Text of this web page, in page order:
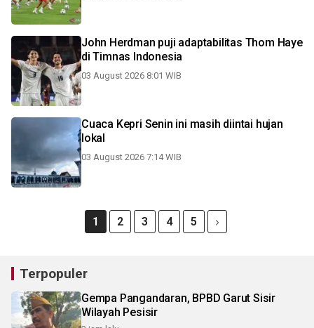
John Herdman puji adaptabilitas Thom Haye
di Timnas Indonesia
03 August 2026 8:01 WIB
Cuaca Kepri Senin ini masih diintai hujan
lokal
03 August 2026 7:14 WIB
1 2 3 4 5
Terpopuler
Gempa Pangandaran, BPBD Garut Sisir
Wilayah Pesisir